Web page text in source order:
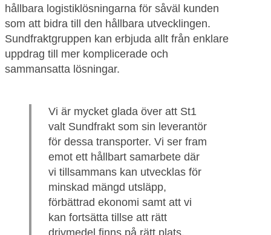
hållbara logistiklösningarna för såväl kunden
som att bidra till den hållbara utvecklingen.
Sundfraktgruppen kan erbjuda allt från enklare
uppdrag till mer komplicerade och
sammansatta lösningar.
Vi är mycket glada över att St1
valt Sundfrakt som sin leverantör
för dessa transporter. Vi ser fram
emot ett hållbart samarbete där
vi tillsammans kan utvecklas för
minskad mängd utsläpp,
förbättrad ekonomi samt att vi
kan fortsätta tillse att rätt
drivmedel finns på rätt plats.